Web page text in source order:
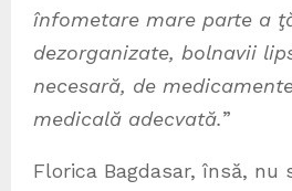
înfometare mare parte a
dezorganizate, bolnavii
necesară, de
medicală adecvată.”
Florica Bagdasar, însă, nu